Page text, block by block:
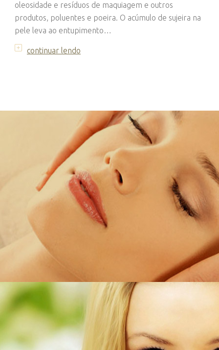
oleosidade e resíduos de maquiagem e outros
produtos, poluentes e poeira. O acúmulo de sujeira na
pele leva ao entupimento…
continuar lendo